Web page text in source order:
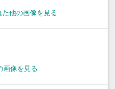
他の画像を見る
画像を見る